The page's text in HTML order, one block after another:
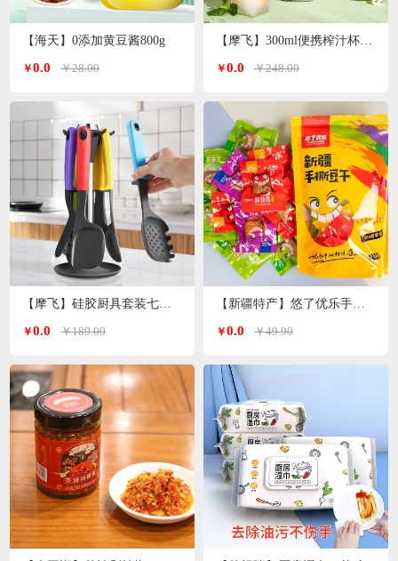
【海天】0添加黄豆酱800g
￥0.0 ￥28.00
￥0.0 ￥189.00
￥0.0 ￥248.00
￥0.0 ￥49.90